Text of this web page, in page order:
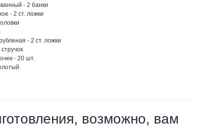
- 2 банки
- 2 ст. ложки
- 2 ст. ложки
- 20 шт.
возможно, вам